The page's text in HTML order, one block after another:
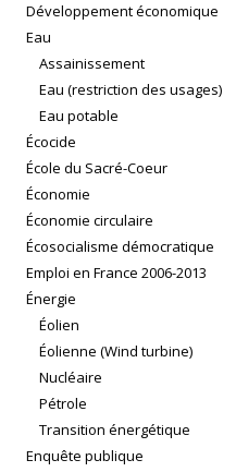
Développement économique
Eau
Assainissement
Eau (restriction des usages)
Eau potable
Écocide
École du Sacré-Coeur
Économie
Économie circulaire
Écosocialisme démocratique
Emploi en France 2006-2013
Énergie
Éolien
Éolienne (Wind turbine)
Nucléaire
Pétrole
Transition énergétique
Enquête publique